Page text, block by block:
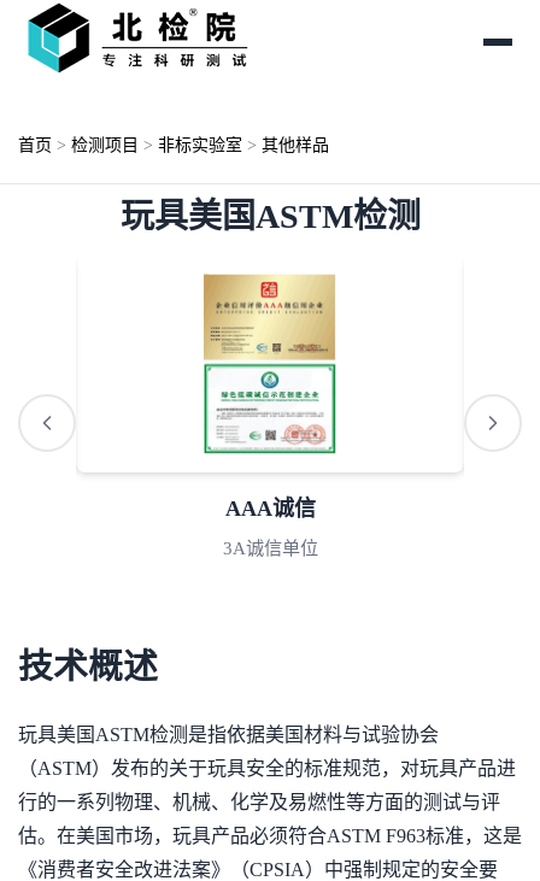
首页 > 检测项目 > 非标实验室 > 其他样品
玩具美国ASTM检测
AAA诚信
3A诚信单位
技术概述
玩具美国ASTM检测是指依据美国材料与试验协会
（ASTM）发布的关于玩具安全的标准规范，对玩具产品进
行的一系列物理、机械、化学及易燃性等方面的测试与评
估。在美国市场，玩具产品必须符合ASTM F963标准，这是
《消费者安全改进法案》（CPSIA）中强制规定的安全要